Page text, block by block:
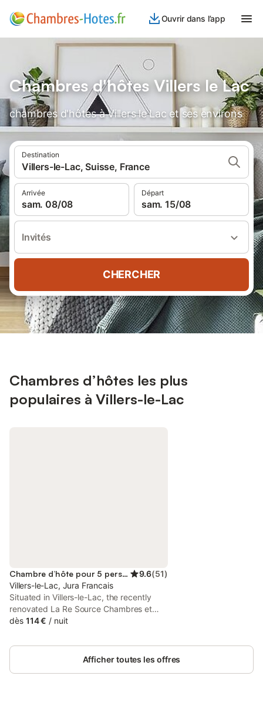
Ouvrir dans l’app
Chambres d'hôtes Villers le Lac
chambres d'hôtes à Villers le Lac et ses environs
Destination
Villers-le-Lac, Suisse, France
Arrivée
sam. 08/08
Départ
sam. 15/08
Invités
CHERCHER
Chambres d’hôtes les plus
populaires à Villers-le-Lac
Chambre d’hôte pour 5 personnes 9.6(51)
Villers-le-Lac, Jura Francais
Situated in Villers-le-Lac, the recently
renovated La Re Source Chambres et
table d'hôtes provides accommodation
Clock Museum and 31 km from Creux du
dès 114 € / nuit
Afficher toutes les offres